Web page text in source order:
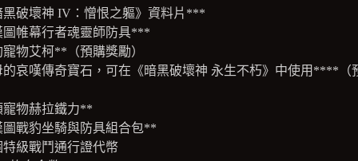
黑破壞神 IV：憎恨之軀》資料片***
圖帷幕行者魂靈師防具***
寵物艾柯**（預購獎勵）
的哀嘆傳奇寶石，可在《暗黑破壞神 永生不朽》中使用****（
寵物赫拉鐵力**
圖戰豹坐騎與防具組合包**
特級戰鬥通行證代幣